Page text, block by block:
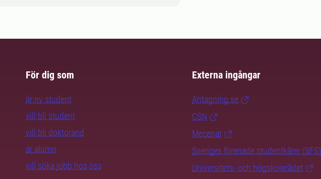
För dig som
är ny student
vill bli student
vill bli doktorand
är alumn
vill söka jobb hos oss
Externa ingångar
Antagning.se
CSN
Mecenat
Sveriges förenade studentkårer (SFS)
Universitets- och högskolerådet